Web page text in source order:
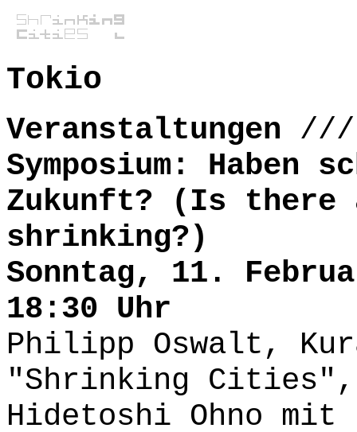
Tokio
Veranstaltungen
Symposium: Haben
Zukunft? (Is there
shrinking?)
Sonntag, 11.
18:30 Uhr
Philipp Oswalt,
"Shrinking Cities",
Hidetoshi Ohno